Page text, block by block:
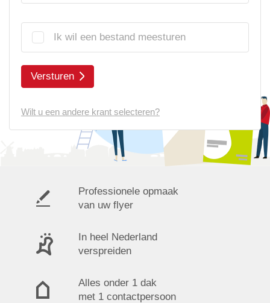
Ik wil een bestand meesturen
Versturen
Wilt u een andere krant selecteren?
Professionele opmaak
van uw flyer
In heel Nederland
verspreiden
Alles onder 1 dak
met 1 contactpersoon